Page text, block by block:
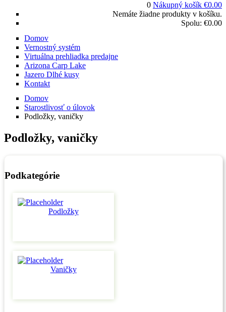
0 Nákupný košík €0.00
Nemáte žiadne produkty v košíku.
Spolu: €0.00
Domov
Vernostný systém
Virtuálna prehliadka predajne
Arizona Carp Lake
Jazero Dlhé kusy
Kontakt
Domov
Starostlivosť o úlovok
Podložky, vaničky
Podložky, vaničky
Podkategórie
Podložky
Vaničky